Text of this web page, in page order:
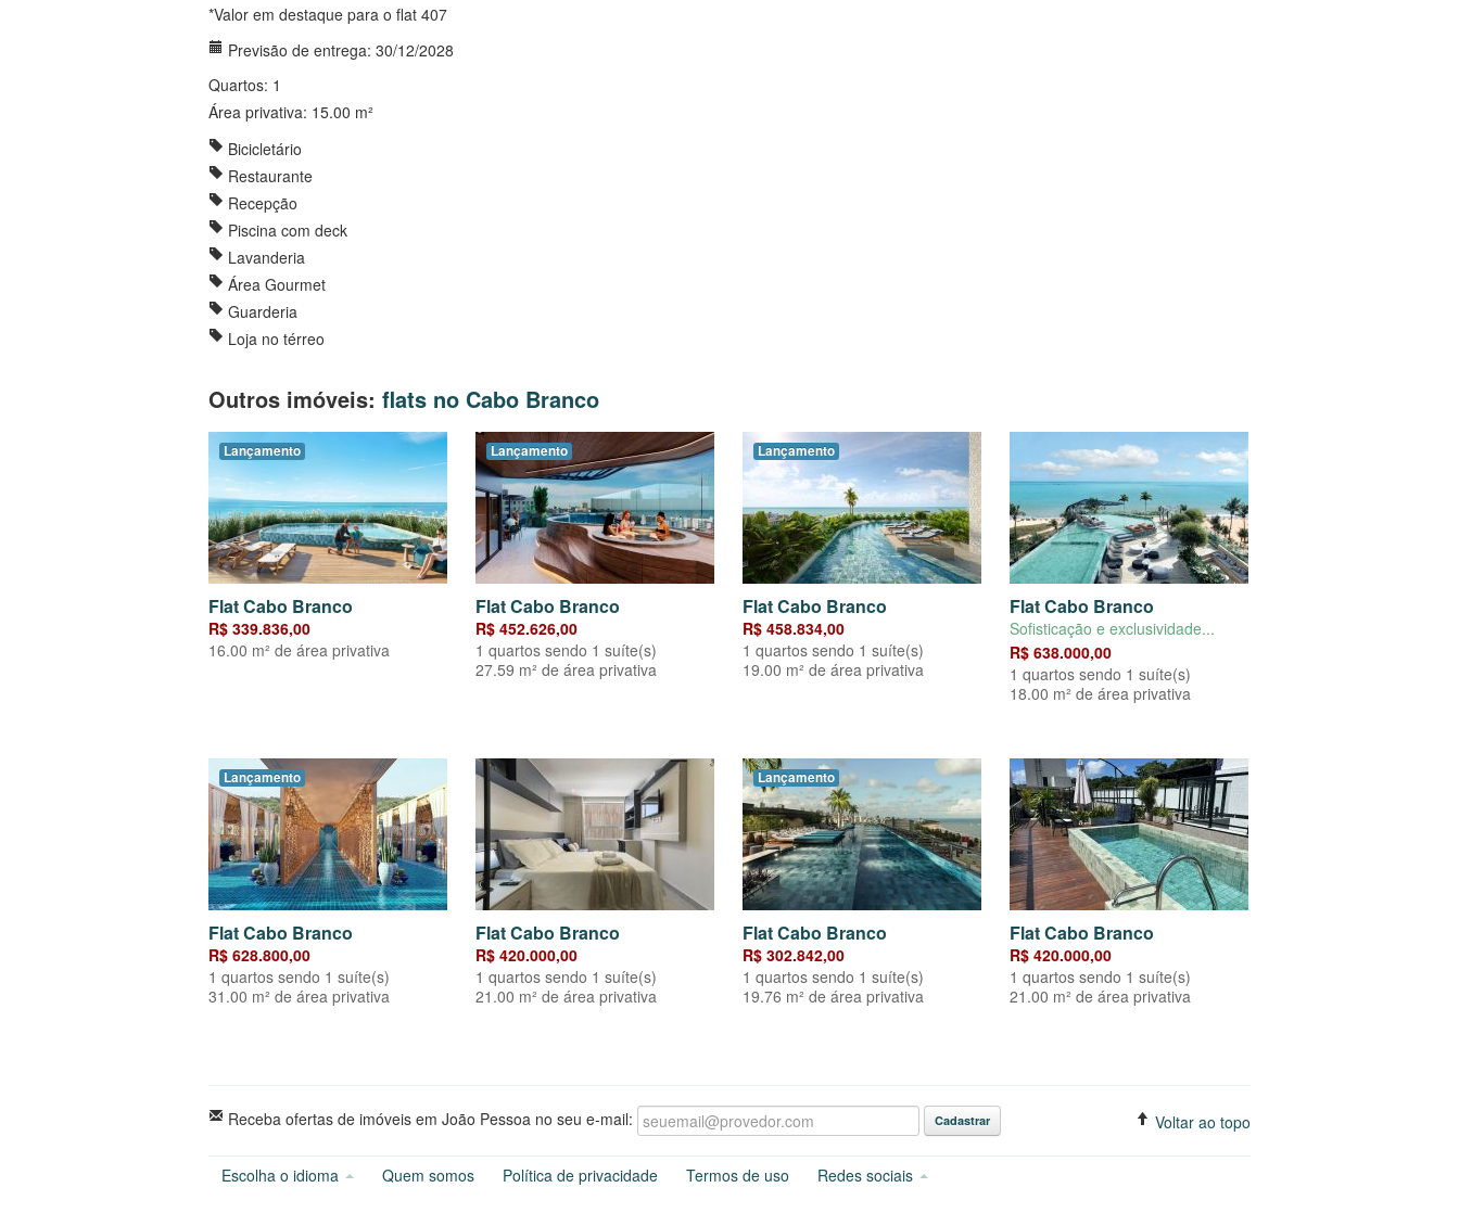
*Valor em destaque para o flat 407
Previsão de entrega: 30/12/2028
Quartos: 1
Área privativa: 15.00 m²
Bicicletário
Restaurante
Recepção
Piscina com deck
Lavanderia
Área Gourmet
Guarderia
Loja no térreo
Outros imóveis: flats no Cabo Branco
Lançamento
Flat Cabo Branco
R$ 339.836,00
16.00 m² de área privativa
Lançamento
Flat Cabo Branco
R$ 452.626,00
1 quartos sendo 1 suíte(s)
27.59 m² de área privativa
Lançamento
Flat Cabo Branco
R$ 458.834,00
1 quartos sendo 1 suíte(s)
19.00 m² de área privativa
Flat Cabo Branco
Sofisticação e exclusividade...
R$ 638.000,00
1 quartos sendo 1 suíte(s)
18.00 m² de área privativa
Lançamento
Flat Cabo Branco
R$ 628.800,00
1 quartos sendo 1 suíte(s)
31.00 m² de área privativa
Flat Cabo Branco
R$ 420.000,00
1 quartos sendo 1 suíte(s)
21.00 m² de área privativa
Lançamento
Flat Cabo Branco
R$ 302.842,00
1 quartos sendo 1 suíte(s)
19.76 m² de área privativa
Flat Cabo Branco
R$ 420.000,00
1 quartos sendo 1 suíte(s)
21.00 m² de área privativa
Receba ofertas de imóveis em João Pessoa no seu e-mail: Voltar ao topo
Escolha o idioma Quem somos Política de privacidade Termos de uso Redes sociais